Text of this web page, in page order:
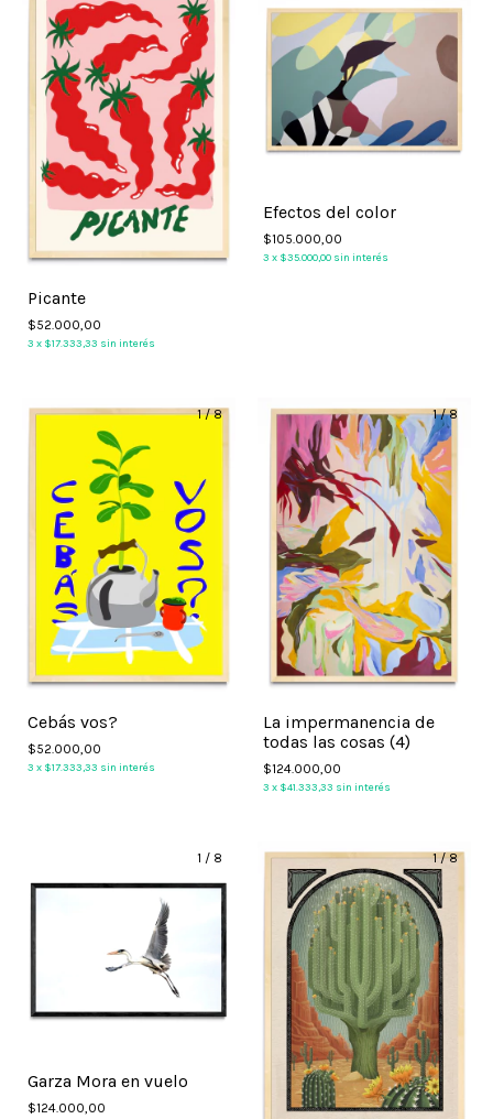
Picante
$52.000,00
3 x $17.333,33 sin interés
Efectos del color
$105.000,00
3 x $35.000,00 sin interés
1/8
Cebás vos?
$52.000,00
3 x $17.333,33 sin interés
1/8
La impermanencia de
todas las cosas (4)
$124.000,00
3 x $41.333,33 sin interés
1 / 8
Garza Mora en vuelo
$124.000,00
1/8